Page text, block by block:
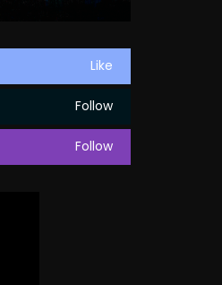
Like
Follow
Follow